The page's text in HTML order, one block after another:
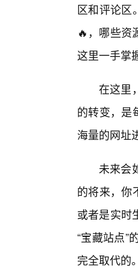
区和评论区
🔥，哪些资
这里一手掌
在这里
的转变，是
海量的网址
未来会
的将来，你
或者是实时
“宝藏站点”
完全取代的。